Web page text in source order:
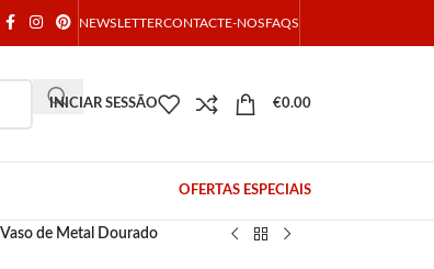
NEWSLETTERCONTACTE-NOSFAQS
INICIAR SESSÃO €0.00
OFERTAS ESPECIAIS
Vaso de Metal Dourado